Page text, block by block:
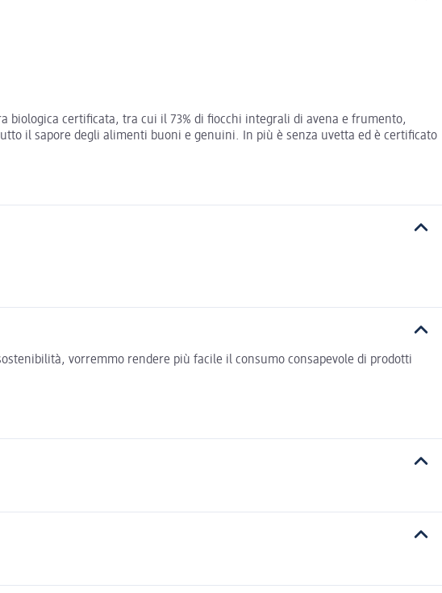
biologica certificata, tra cui il 73% di fiocchi integrali di avena e frumento,
il sapore degli alimenti buoni e genuini. In più è senza uvetta ed è certificato
vorremmo rendere più facile il consumo consapevole di prodotti